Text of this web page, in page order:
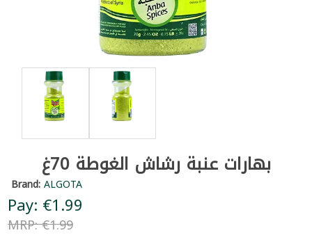
بهارات عنبة رشاش الغوطة 70غ
Brand:ALGOTA
Pay: €1.99
MRP: €1.99